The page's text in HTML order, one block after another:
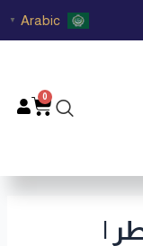
Arabic
▼
0
|